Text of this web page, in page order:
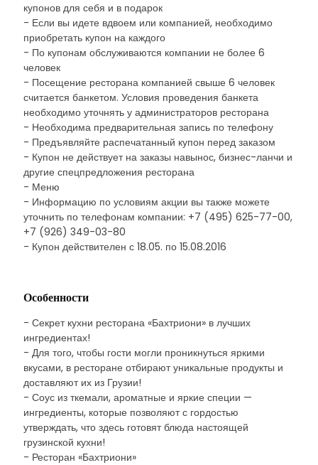
купонов для себя и в подарок
- Если вы идете вдвоем или компанией, необходимо
приобретать купон на каждого
- По купонам обслуживаются компании не более 6
человек
- Посещение ресторана компанией свыше 6 человек
считается банкетом. Условия проведения банкета
необходимо уточнять у администраторов ресторана
- Необходима предварительная запись по телефону
- Предъявляйте распечатанный купон перед заказом
- Купон не действует на заказы навынос, бизнес-ланчи и
другие спецпредложения ресторана
- Меню
- Информацию по условиям акции вы также можете
уточнить по телефонам компании: +7 (495) 625-77-00,
+7 (926) 349-03-80
- Купон действителен с 18.05. по 15.08.2016
Особенности
- Секрет кухни ресторана «Бахтриони» в лучших
ингредиентах!
- Для того, чтобы гости могли проникнуться яркими
вкусами, в ресторане отбирают уникальные продукты и
доставляют их из Грузии!
- Соус из ткемали, ароматные и яркие специи —
ингредиенты, которые позволяют с гордостью
утверждать, что здесь готовят блюда настоящей
грузинской кухни!
- Ресторан «Бахтриони»